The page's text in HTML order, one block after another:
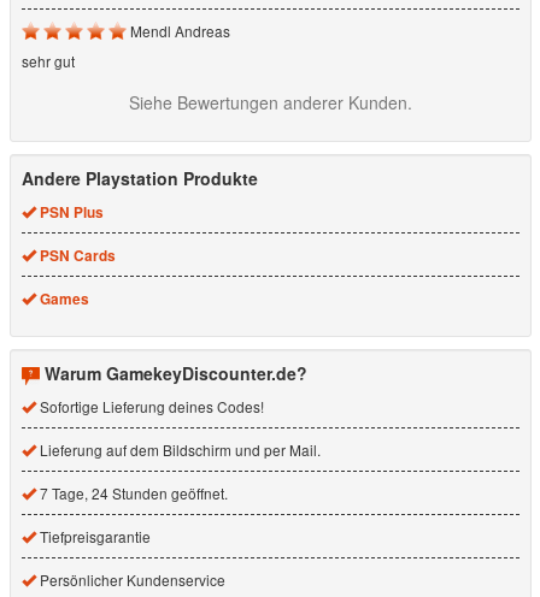
Mendl Andreas
sehr gut
Siehe Bewertungen anderer Kunden.
Andere Playstation Produkte
PSN Plus
PSN Cards
Games
Warum GamekeyDiscounter.de?
Sofortige Lieferung deines Codes!
Lieferung auf dem Bildschirm und per Mail.
7 Tage, 24 Stunden geöffnet.
Tiefpreisgarantie
Persönlicher Kundenservice